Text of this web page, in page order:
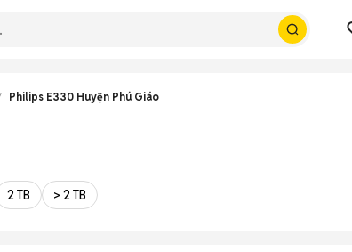
Philips E330 Huyện Phú Giáo
2 TB > 2 TB